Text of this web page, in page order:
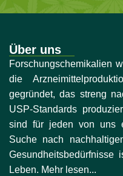
Über uns
Forschungschemikalien
die
gegründet, das streng
USP-Standards
sind für jeden von uns
Suche nach
Gesundheitsbedürfnisse
Leben. Mehr lesen...